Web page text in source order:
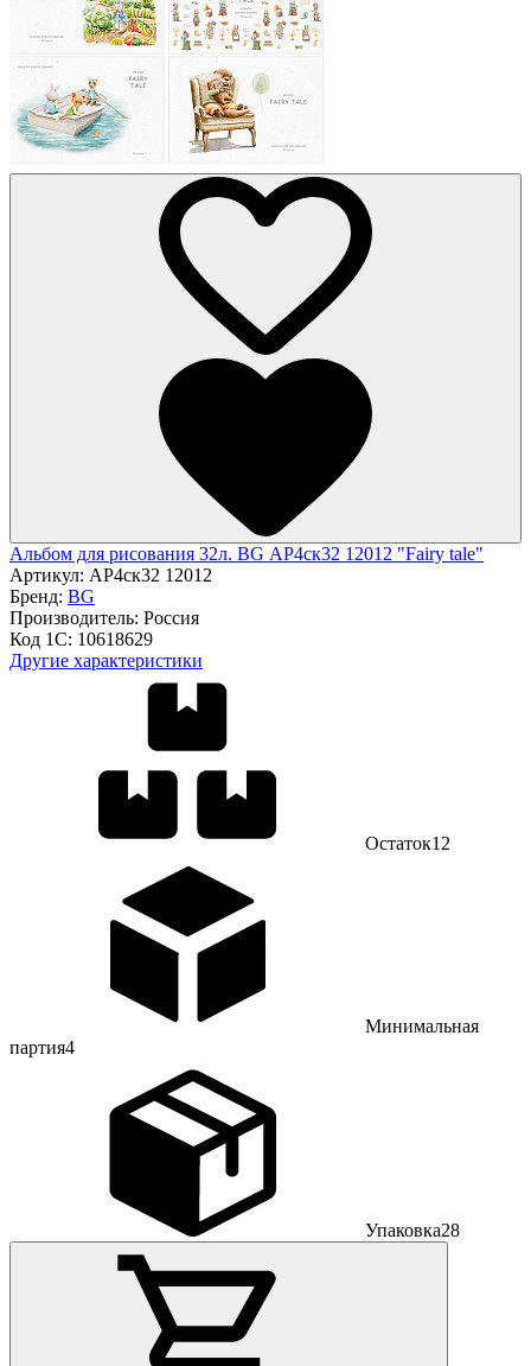
Альбом для рисования 32л. BG АР4ск32 12012 "Fairy tale"
Артикул: АР4ск32 12012
Бренд: BG
Производитель: Россия
Код 1С: 10618629
Другие характеристики
Остаток12
Минимальная
партия4
Упаковка28